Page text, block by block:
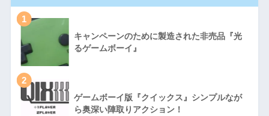
1
キャンペーンのために製造された非売品『光
るゲームボーイ』
2
ゲームボーイ版『クイックス』シンプルなが
ら奥深い陣取りアクション！